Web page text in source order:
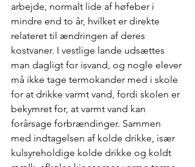
arbejde, normalt lide af høfeber i
mindre end to år, hvilket er direkte
relateret til ændringen af deres
kostvaner. I vestlige lande udsættes
man dagligt for isvand, og nogle elever
må ikke tage termokander med i skole
for at drikke varmt vand, fordi skolen er
bekymret for, at varmt vand kan
forårsage forbrændinger. Sammen
med indtagelsen af kolde drikke, især
kulsyreholdige kolde drikke og koldt